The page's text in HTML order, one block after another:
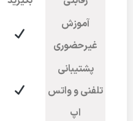
آموزش
غیرحضوری
پشتیبانی
تلفنی و واتس
اپ